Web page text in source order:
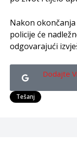
Nakon
policije će
odgovarajući
Dodajte
Tešanj